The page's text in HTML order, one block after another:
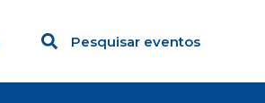
Pesquisar eventos